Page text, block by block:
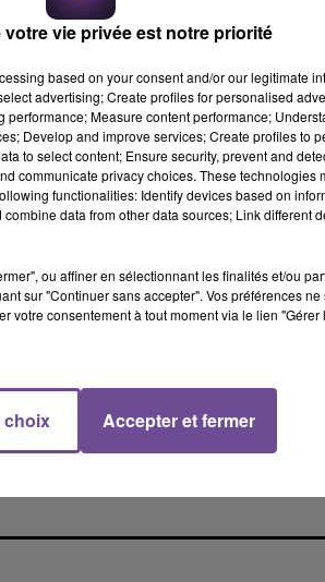
le rail pour habiller la route » , alors que la
sa réhabilitation, estimées à 34
propose de réintroduire une taxe
projets ferroviaires.
néanmoins dans les débats.
application en Alsace, où le transit de
votre vie privée est notre priorité
based on your consent and/or our legitimate
advertising; Create profiles for personalised
Measure content performance;
Develop and improve services; Create profiles to
to select content; Ensure security, prevent and
communicate privacy choices. These technologies
functionalities: Identify devices based on
data from other data sources; Link different
ou affiner en sélectionnant les finalités et/ou
sur "Continuer sans accepter". Vos préférences
votre consentement à tout moment via le lien
choix Accepter et fermer